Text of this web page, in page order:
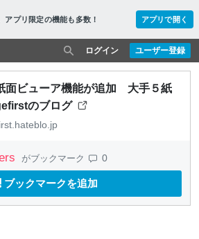
アプリ限定の機能も多数！ アプリで開く
ユーザー登録
ログイン
面ビューア機能が追加 大手５紙
のブログ
がブックマーク 0
ブックマークを追加